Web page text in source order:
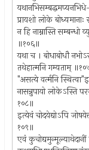
प्रायशो लोके
न हि नाम्नास्ति सम्बन्धो
॥१०६॥
यथा च । बोधाबोधौ
तथेहात्मनि गम्यताम्
"असत्ये वर्त्मनि
नासन्नुपायो लोकेऽस्ति
१०८॥
इत्येवं चोदयेद्योऽपि
१०९॥
एवं